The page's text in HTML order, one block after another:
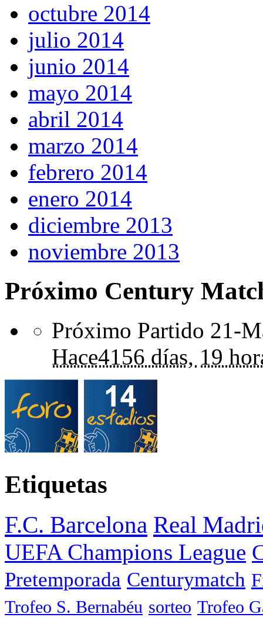
octubre 2014
julio 2014
junio 2014
mayo 2014
abril 2014
marzo 2014
febrero 2014
enero 2014
diciembre 2013
noviembre 2013
Próximo Century
Próximo Partido 21-
Hace4156 días, 19
Etiquetas
F.C. Barcelona Real
UEFA Champions League
Pretemporada Centurymatch
Trofeo S. Bernabéu sorteo Trofeo